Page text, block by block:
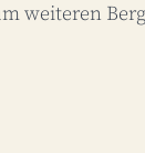
weiteren